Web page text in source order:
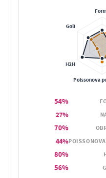
54%
27%
70%
44%
80%
56%